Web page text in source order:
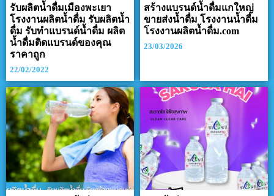
รับผลิตน้ำดื่มเมืองพะเยา
โรงงานผลิตน้ำดื่ม รับผลิตน้ำ
ดื่ม รับทำแบรนด์น้ำดื่ม ผลิต
น้ำดื่มติดแบรนด์ของคุณ
ราคาถูก
22/02/2022
สร้างแบรนด์น้ำดื่มแกใหญ่
ขายส่งน้ำดื่ม โรงงานน้ำดื่ม
โรงงานผลิตน้ำดื่ม.com
23/03/2026